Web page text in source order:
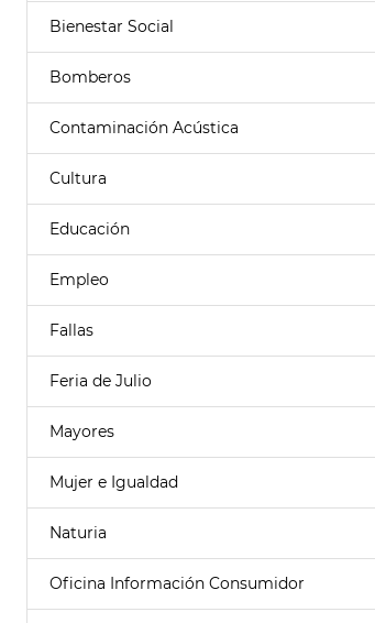
Bienestar Social
Bomberos
Contaminación Acústica
Cultura
Educación
Empleo
Fallas
Feria de Julio
Mayores
Mujer e Igualdad
Naturia
Oficina Información Consumidor